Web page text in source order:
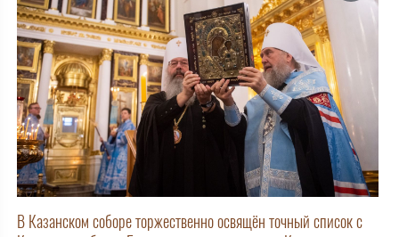
В Казанском соборе торжественно освящён точный список с